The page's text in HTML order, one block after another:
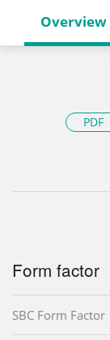
Overview
PDF
Form factor
SBC Form Factor